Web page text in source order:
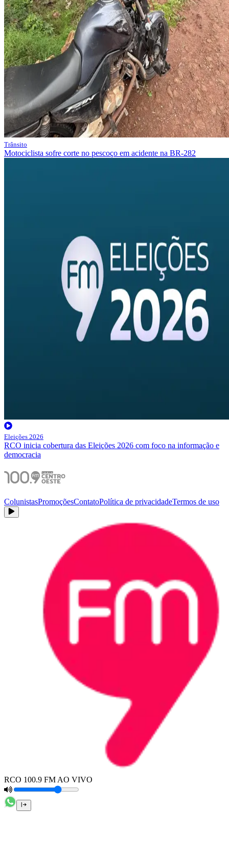
Trânsito
Motociclista sofre corte no pescoço em acidente na BR-282
Eleições 2026
RCO inicia cobertura das Eleições 2026 com foco na informação e
democracia
ColunistasPromoçõesContatoPolítica de privacidadeTermos de uso
RCO 100.9 FM AO VIVO